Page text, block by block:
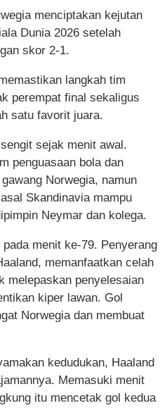
menciptakan kejutan
Dunia 2026 setelah
skor 2-1.
langkah tim
perempat final sekaligus
satu favorit juara.
sejak menit awal.
penguasaan bola dan
Norwegia, namun
Skandinavia mampu
Neymar dan kolega.
menit ke-79. Penyerang
memanfaatkan celah
melepaskan penyelesaian
kiper lawan. Gol
Norwegia dan membuat
kedudukan, Haaland
Memasuki menit
itu mencetak gol kedua